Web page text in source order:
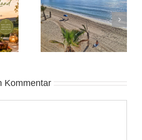
Auszeit
Heide 2025:
Norddeutsches
Wochenende
Kommentar